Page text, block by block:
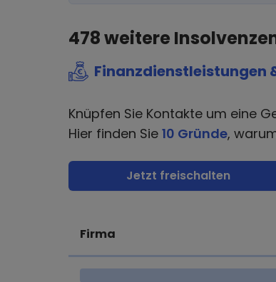
478weitere
Finanzdienstleistungen
Knüpfen Sie Kontakte um eine
Hier finden Sie 10 Gründe,
Jetzt freischalten
Firma